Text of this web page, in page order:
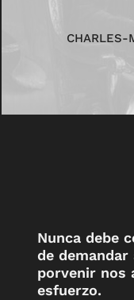
CHARLES-
Nunca debe
de
porvenir nos
esfuerzo.